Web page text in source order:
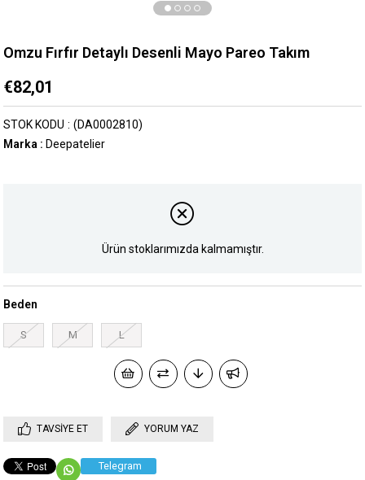
Omzu Fırfır Detaylı Desenli Mayo Pareo Takım
€82,01
(DA0002810)
STOK KODU
Marka : Deepatelier
Ürün stoklarımızda kalmamıştır.
Beden
S M L
TAVSIYE ET YORUM YAZ
Telegram